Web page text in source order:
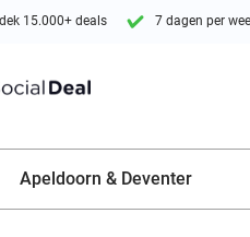
15.000+ deals 7 dagen per
Apeldoorn & Deventer